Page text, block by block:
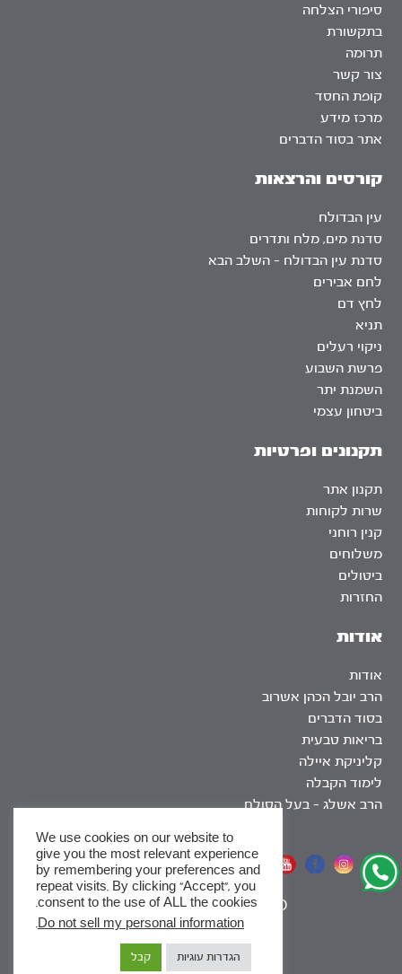
אודות
אודות
הרב יובל הכהן אשרוב
בסוד הדברים
בריאות טבעית
קליניקת איילה
לימוד הקבלה
הרב אשלג – בעל הסולם
סיפורי הצלחה
בתקשורת
תרומה
צור קשר
קופת החסד
מרכז מידע
אתר בסוד הדברים
קורסים והרצאות
עין הבדולח
סדנת מים, מלח ותדרים
סדנת עין הבדולח – השלב הבא
לחם אבירים
לחץ דם
תניא
ניקוי רעלים
פרשת השבוע
השמנת יתר
ביטחון עצמי
תקנונים ופרטיות
תקנון אתר
שרות לקוחות
קנין רוחני
משלוחים
ביטולים
החזרות
אתר שומר שבת
SEO
|
We use cookies on our website to
give you the most relevant experience
by remembering your preferences and
repeat visits. By clicking “Accept”, you
consent to the use of ALL the cookies.
Do not sell my personal information
.
הגדרות עוגיות קבל
x